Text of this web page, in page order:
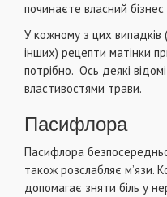
починаєте власний
У кожному з цих випадків
інших) рецепти матінки
потрібно. Ось деякі
властивостями трави.
Пасифлора
Пасифлора
також розслабляє м’язи.
допомагає зняти біль у